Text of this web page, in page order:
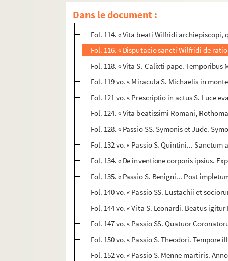
Dans le document :
Fol. 110 vo. « Incipit revelatio que est
Fol. 111. « Passio SS. Nichasii et
Fol. 114. « Vita beati Wilfridi
Fol. 116. « Disputacio sancti Wilfridi de
Fol. 118. « Vita S. Calixti pape. Temporibus
Fol. 119 vo. « Miracula S. Michaelis in
Fol. 121 vo. « Prescriptio in actus S. Luce
Fol. 124. « Vita beatissimi Romani,
Fol. 128. « Passio SS. Symonis et Jude.
Fol. 132 vo. « Passio S. Quintini...
Fol. 134. « De inventione corporis ipsius.
Fol. 135. « Passio S. Benigni... Post
Fol. 140 vo. « Passio SS. Eustachii et
Fol. 144 vo. « Vita S. Leonardi. Beatus igitur
Fol. 147 vo. « Passio SS. Quatuor
Fol. 150 vo. « Passio S. Theodori.
Fol. 152 vo. « Passio S. Menne martiris.